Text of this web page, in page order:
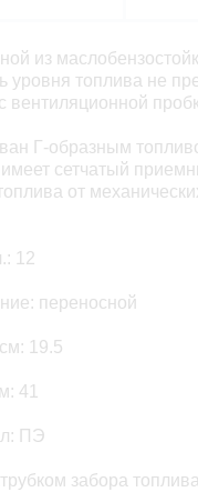
из
уровня топлива не
вентиляционной
Г-образным
сетчатый
от
12
переносной
19.5
41
ПЭ
забора топлива